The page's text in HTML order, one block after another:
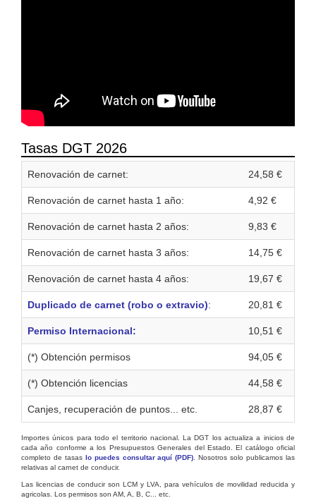
Tasas DGT 2026
Renovación de carnet: 24,58 €
Renovación de carnet hasta 1 año: 4,92 €
Renovación de carnet hasta 2 años: 9,83 €
Renovación de carnet hasta 3 años: 14,75 €
Renovación de carnet hasta 4 años: 19,67 €
Duplicado de carnet (robo o extravio): 20,81 €
Permiso Internacional: 10,51 €
(*) Obtención permisos 94,05 €
(*) Obtención licencias 44,58 €
Canjes, recuperación de puntos... etc. 28,87 €
Importes únicos para todo el territorio nacional. La DGT los actualiza a inicios de
cada año conforme a los Presupuestos Generales del Estado. El catálogo oficial
completo de tasas lo puedes consultar aquí (PDF) . Nosotros solo publicamos las
relativas al carnet de conducir.
Las licencias de conducir son LCM y LVA, para vehículos de movilidad reducida y
agricolas. Los permisos son AM, A, B, C... etc.